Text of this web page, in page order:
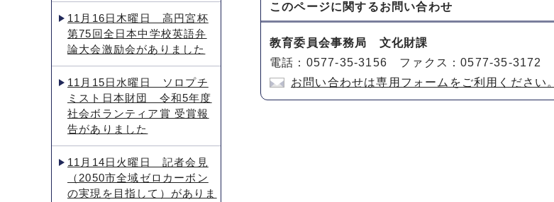
このページに関するお問い合わせ
教育委員会事務局 文化財課
電話：0577-35-3156 ファクス：0577-35-3172
お問い合わせは専用フォームをご利用ください。
11月16日木曜日 高円宮杯
第75回全日本中学校英語弁
論大会激励会がありました
11月15日水曜日 ソロプチ
ミスト日本財団 令和5年度
社会ボランティア賞 受賞報
告がありました
11月14日火曜日 記者会見
（2050市全域ゼロカーボン
の実現を目指して）がありま